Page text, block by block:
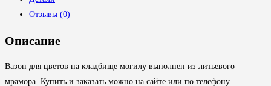
Отзывы (0)
Описание
Вазон для цветов на кладбище могилу выполнен из литьевого
мрамора. Купить и заказать можно на сайте или по телефону